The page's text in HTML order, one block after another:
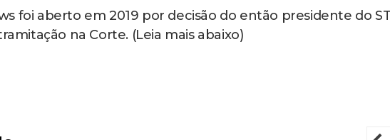
foi aberto em 2019 por decisão do então presidente do
na Corte. (Leia mais abaixo)